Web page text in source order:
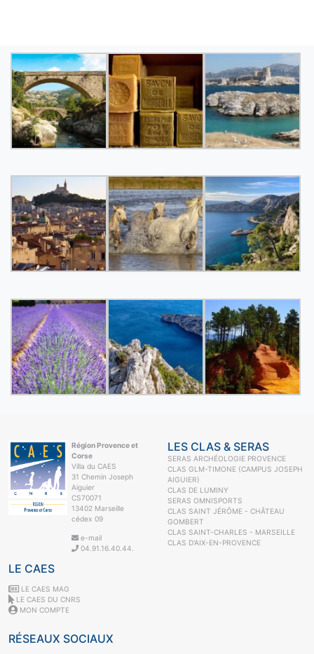
Région Provence et
Corse
Villa du CAES
31 Chemin Joseph
Aiguier
CS70071
13402 Marseille
cédex 09
e-mail
04.91.16.40.44.
LES CLAS & SERAS
SERAS ARCHÉOLOGIE PROVENCE
CLAS GLM-TIMONE (CAMPUS JOSEPH
AIGUIER)
CLAS DE LUMINY
SERAS OMNISPORTS
CLAS SAINT JÉRÔME - CHÂTEAU
GOMBERT
CLAS SAINT-CHARLES - MARSEILLE
CLAS D'AIX-EN-PROVENCE
LE CAES
LE CAES MAG
LE CAES DU CNRS
MON COMPTE
RÉSEAUX SOCIAUX